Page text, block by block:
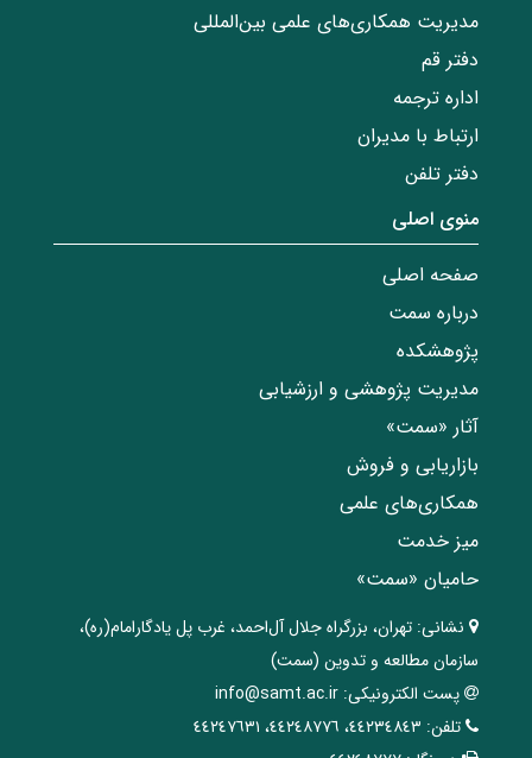
مدیریت همکاری‌های علمی بین‌المللی
دفتر قم
اداره ترجمه
ارتباط با مدیران
دفتر تلفن
منوی اصلی
صفحه اصلی
درباره سمت
پژوهشکده
مدیریت پژوهشی و ارزشیابی
آثار «سمت»
بازاریابی و فروش
همکاری‌های علمی
میز خدمت
حامیان «سمت»
نشانی: تهران، ‌بزرگراه ‌جلال آل‌احمد، غرب پل يادگار‌امام(ره)‌،
سازمان مطالعه و تدوین‌ (سمت)
پست الکترونیکی: info@samt.ac.ir
تلفن: ٤٤٢٣٤٨٤٣، ٤٤٢٤٨٧٧٦، ٤٤٢٤٧٦٣١